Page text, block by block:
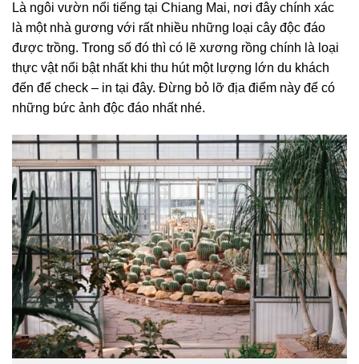
Là ngôi vườn nổi tiếng tại Chiang Mai, nơi đây chính xác
là một nhà gương với rất nhiều những loại cây độc đáo
được trồng. Trong số đó thì có lẽ xương rồng chính là loại
thực vật nổi bật nhất khi thu hút một lượng lớn du khách
đến để check – in tại đây. Đừng bỏ lỡ địa điểm này để có
những bức ảnh độc đáo nhất nhé.